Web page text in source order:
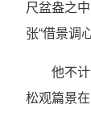
尺盆盎之
张“借景调
他不
松观篇景